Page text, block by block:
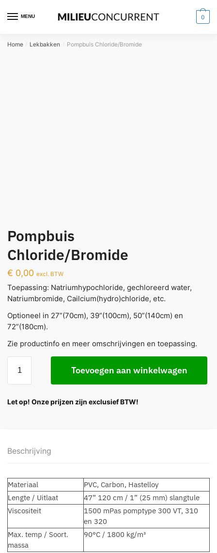
MENU 0
Home / Lekbakken / Pompbuis Chloride/Bromide
Pompbuis
Chloride/Bromide
€ 0,00 excl. BTW
Toepassing: Natriumhypochloride, gechloreerd water,
Natriumbromide, Cailcium(hydro)chloride, etc.
Optioneel in 27”(70cm), 39”(100cm), 50”(140cm) en
72”(180cm).
Zie productinfo en meer omschrijvingen en toepassing.
Toevoegen aan winkelwagen
Let op! Onze prijzen zijn exclusief BTW!
Beschrijving
Materiaal
PVC, Carbon, Hastelloy
Lengte / Uitlaat
47” 120 cm / 1” (25 mm) slangtule
Viscositeit
1500 mPas pomptype 300 VT, 310
en 320
Max. temp / Soort.
massa
90°C / 1800 kg/m³